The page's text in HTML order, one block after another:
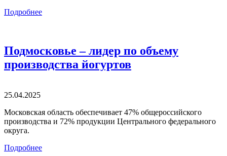
Подробнее
Подмосковье – лидер по объему
производства йогуртов
25.04.2025
Московская область обеспечивает 47% общероссийского
производства и 72% продукции Центрального федерального
округа.
Подробнее